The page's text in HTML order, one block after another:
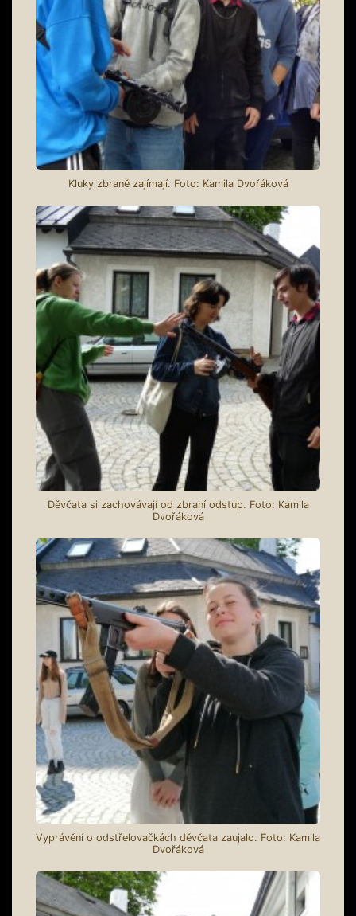
Kluky zbraně zajímají. Foto: Kamila Dvořáková
Děvčata si zachovávají od zbraní odstup. Foto: Kamila
Dvořáková
Vyprávění o odstřelovačkách děvčata zaujalo. Foto: Kamila
Dvořáková